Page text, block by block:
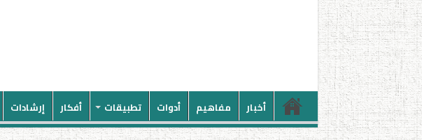
أخبار مفاهيم أدوات تطبيقات أفكار إرشادات